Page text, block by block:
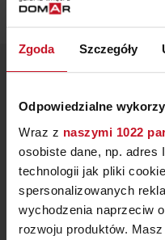
Zgoda Szczegóły
Odpowiedzialne
Wraz z naszymi 1022
osobiste dane, np. adres
technologii jak pliki
spersonalizowanych
wychodzenia naprzeciw
rozwoju produktów.
W